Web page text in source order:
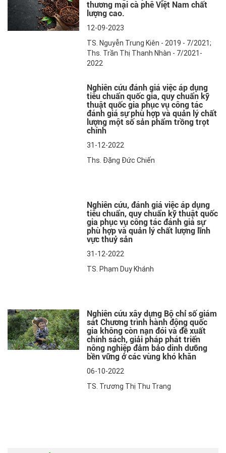
thương mại cà phê Việt Nam chất
lượng cao.
12-09-2023
TS. Nguyễn Trung Kiên - 2019 - 7/2021;
Ths. Trần Thị Thanh Nhàn - 7/2021-
2022
Nghiên cứu đánh giá việc áp dụng
tiêu chuẩn quốc gia, quy chuẩn kỹ
thuật quốc gia phục vụ công tác
đánh giá sự phù hợp và quản lý chất
lượng một số sản phẩm trồng trọt
chính
31-12-2022
Ths. Đặng Đức Chiến
Nghiên cứu, đánh giá việc áp dụng
tiêu chuẩn, quy chuẩn kỹ thuật quốc
gia phục vụ công tác đánh giá sự
phù hợp và quản lý chất lượng lĩnh
vực thuỷ sản
31-12-2022
TS. Phạm Duy Khánh
Nghiên cứu xây dựng Bộ chỉ số giám
sát Chương trình hành động quốc
gia không còn nạn đói và đề xuất
chính sách, giải pháp phát triển
nông nghiệp đảm bảo dinh dưỡng
bền vững ở các vùng khó khăn
06-10-2022
TS. Trương Thị Thu Trang